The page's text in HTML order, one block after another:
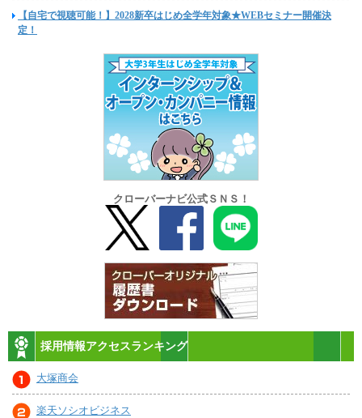
【自宅で視聴可能！】2028新卒はじめ全学年対象★WEBセミナー開催決
定！
クローバーナビ公式ＳＮＳ！
採用情報アクセスランキング
大塚商会
楽天ソシオビジネス